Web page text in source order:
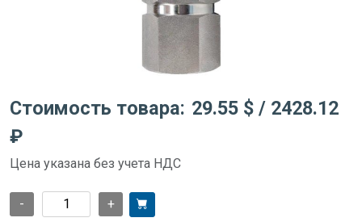
Стоимость товара: 29.55 $ / 2428.12
₽
Цена указана без учета НДС
- +